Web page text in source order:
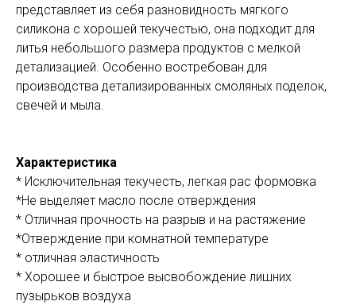
представляет из себя разновидность мягкого
силикона с хорошей текучестью, она подходит для
литья небольшого размера продуктов с мелкой
детализацией. Особенно востребован для
производства детализированных смоляных поделок,
свечей и мыла.
Характеристика
* Исключительная текучесть, легкая рас формовка
*Не выделяет масло после отверждения
* Отличная прочность на разрыв и на растяжение
*Отверждение при комнатной температуре
* отличная эластичность
* Хорошее и быстрое высвобождение лишних
пузырьков воздуха